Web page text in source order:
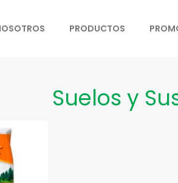
PRODUCTOS
Suelos y